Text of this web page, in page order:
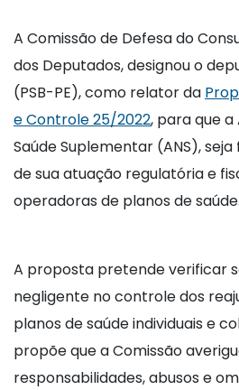
A Comissão de Defesa do
dos Deputados, designou o
(PSB-PE), como relator da
e Controle 25/2022, para que
Saúde Suplementar (ANS),
de sua atuação regulatória e
operadoras de planos de saúde.
A proposta pretende verificar
negligente no controle dos
planos de saúde individuais e
propõe que a Comissão
responsabilidades, abusos e